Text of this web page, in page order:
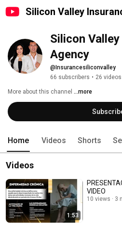
Silicon Valley
Silicon
Agency
@Insurancesiliconvalley
66 subscribers • 26 videos
More about this channel ...more
Home Videos Shorts
Videos
1:53
VIDEO
10 views 3